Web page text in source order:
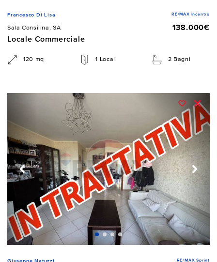
Francesco Di Lisa RE/MAX Incentro
Sala Consilina, SA
138.000€
Locale Commerciale
120 mq 1 Locali 2 Bagni
RE/MAX Sprint